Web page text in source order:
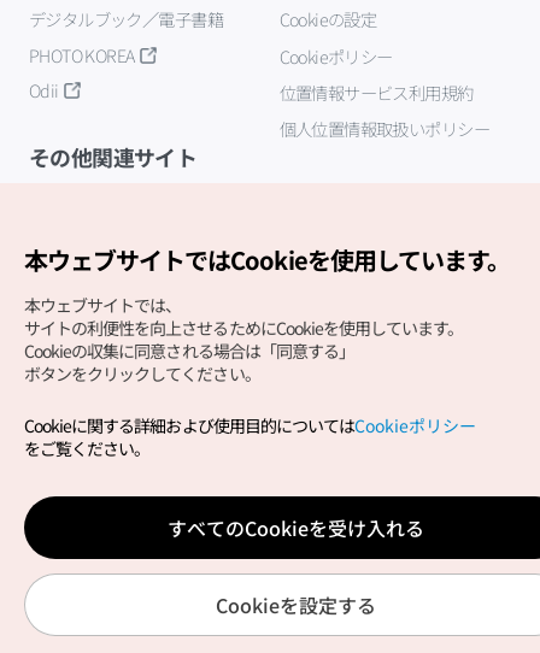
デジタルブック／電子書籍
PHOTO KOREA
Odii
Cookieの設定
Cookieポリシー
位置情報サービス利用規約
個人位置情報取扱いポリシー
その他関連サイト
Copyright (c) Korea Tourism Organization All Rights
サイトエラー報告公式メール
japanese@knto.or.kr
本ウェブサイトではCookieを使用しています。
本ウェブサイトでは、
サイトの利便性を向上させるためにCookieを使用しています。
Cookieの収集に同意される場合は「同意する」
ボタンをクリックしてください。
Cookieに関する詳細および使用目的についてはCookieポリシー
をご覧ください。
すべてのCookieを受け入れる
Cookieを設定する